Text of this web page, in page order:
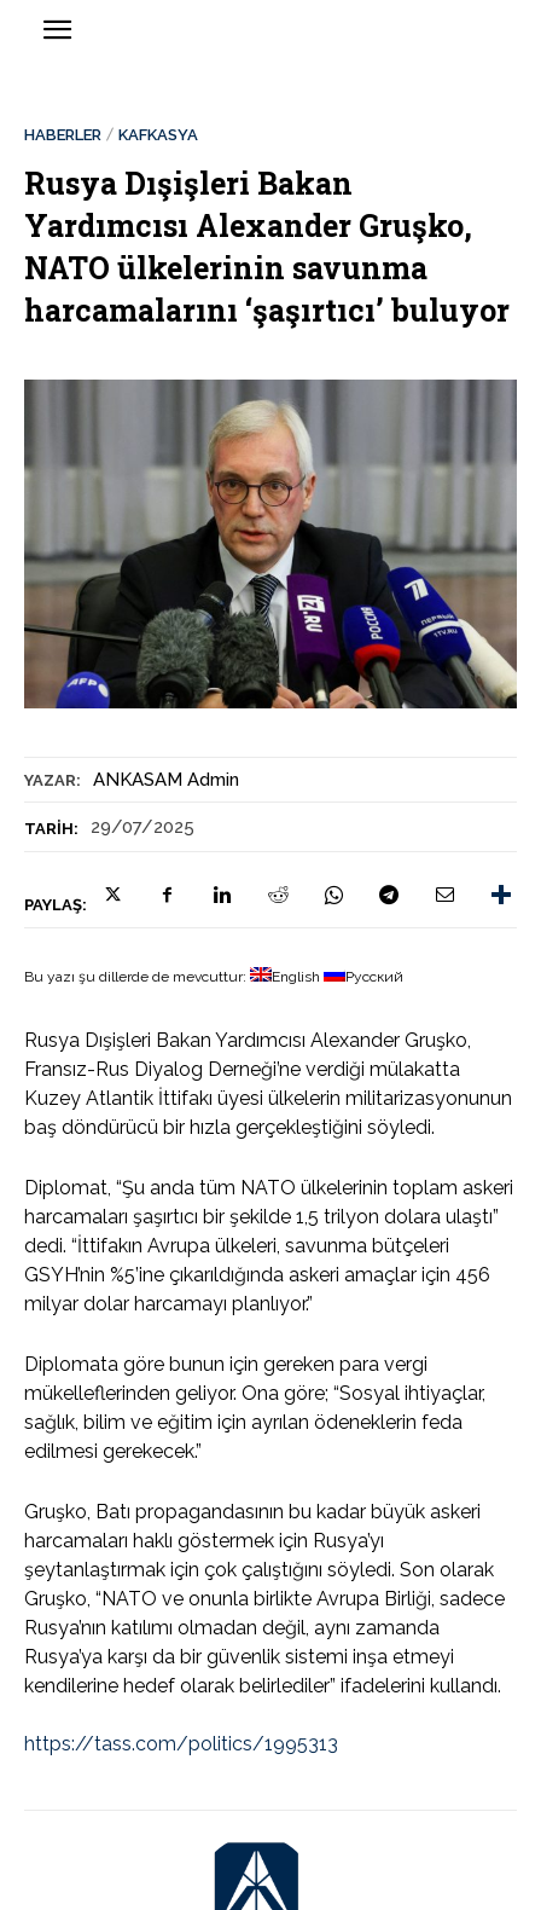
YAZAR: ANKASAM Admin
TARIH: 29/07/2025
PAYLAŞ:
HABERLER KAFKASYA
Rusya Dışişleri Bakan
Yardımcısı Alexander Gruşko,
NATO ülkelerinin savunma
harcamalarını ‘şaşırtıcı’ buluyor
Bu yazı şu dillerde de mevcuttur: English Русский
Rusya Dışişleri Bakan Yardımcısı Alexander Gruşko,
Fransız-Rus Diyalog Derneği’ne verdiği mülakatta
Kuzey Atlantik İttifakı üyesi ülkelerin militarizasyonunun
baş döndürücü bir hızla gerçekleştiğini söyledi.
Diplomat, “Şu anda tüm NATO ülkelerinin toplam askeri
harcamaları şaşırtıcı bir şekilde 1,5 trilyon dolara ulaştı”
dedi. “İttifakın Avrupa ülkeleri, savunma bütçeleri
GSYH’nin %5’ine çıkarıldığında askeri amaçlar için 456
milyar dolar harcamayı planlıyor.”
Diplomata göre bunun için gereken para vergi
mükelleflerinden geliyor. Ona göre; “Sosyal ihtiyaçlar,
sağlık, bilim ve eğitim için ayrılan ödeneklerin feda
edilmesi gerekecek.”
Gruşko, Batı propagandasının bu kadar büyük askeri
harcamaları haklı göstermek için Rusya’yı
şeytanlaştırmak için çok çalıştığını söyledi. Son olarak
Gruşko, “NATO ve onunla birlikte Avrupa Birliği, sadece
Rusya’nın katılımı olmadan değil, aynı zamanda
Rusya’ya karşı da bir güvenlik sistemi inşa etmeyi
kendilerine hedef olarak belirlediler” ifadelerini kullandı.
https://tass.com/politics/1995313